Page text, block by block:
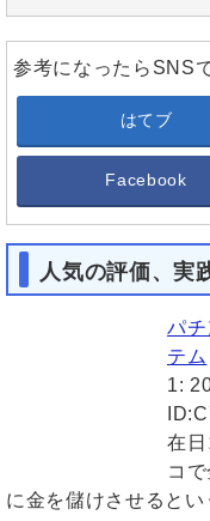
参考になったらSNS
はてブ
Facebook
人気の評価、実
パ
テム
1:
在
コ
に金を儲けさせると